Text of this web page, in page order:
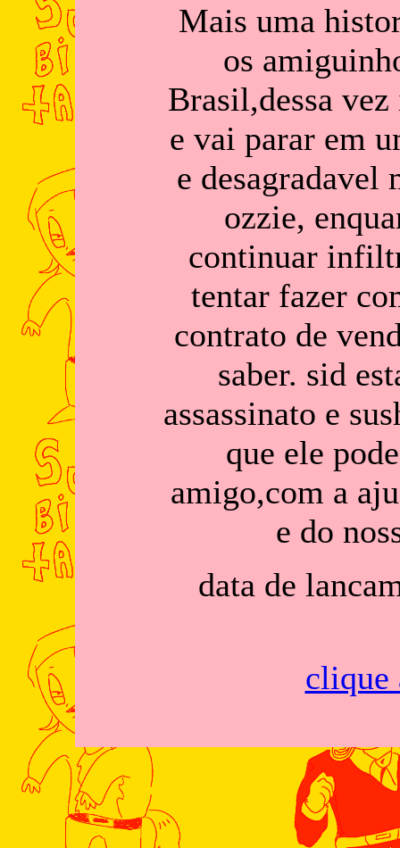
Mais uma
os
Brasil,dessa
e vai parar em
e desagradavel
ozzie,
continuar
tentar fazer
contrato de
saber. sid
assassinato e
que ele
amigo,com a
e do
data de
clique